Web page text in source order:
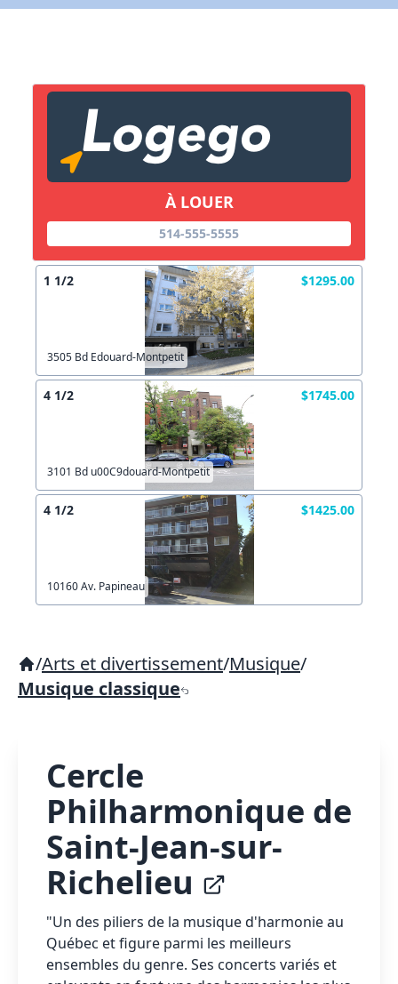
À LOUER
514-555-5555
1 1/2 $1295.00
3505 Bd Edouard-Montpetit
4 1/2 $1745.00
3101 Bd u00C9douard-Montpetit
4 1/2 $1425.00
10160 Av. Papineau
/Arts et divertissement/Musique/
Musique classique
Cercle
Philharmonique de
Saint-Jean-sur-
Richelieu
"Un des piliers de la musique d'harmonie au
Québec et figure parmi les meilleurs
ensembles du genre. Ses concerts variés et
X Fermer
Lien vers inscription (sera inclus dans courriel)
X Fermer Envoyez